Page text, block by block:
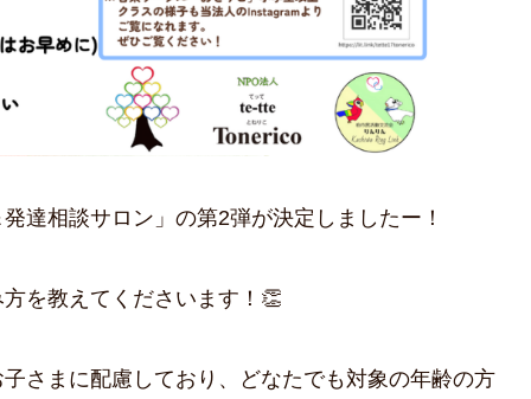
達相談サロン」の第2弾が決定しましたー！
を教えてくださいます！👏
さまに配慮しており、どなたでも対象の年齢の方